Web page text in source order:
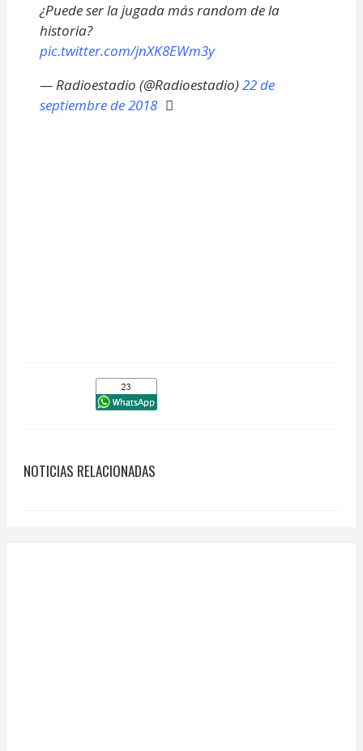
¿Puede ser la jugada más random de la
historia?
pic.twitter.com/jnXK8EWm3y
— Radioestadio (@Radioestadio)22 de
septiembre de 2018
NOTICIAS RELACIONADAS